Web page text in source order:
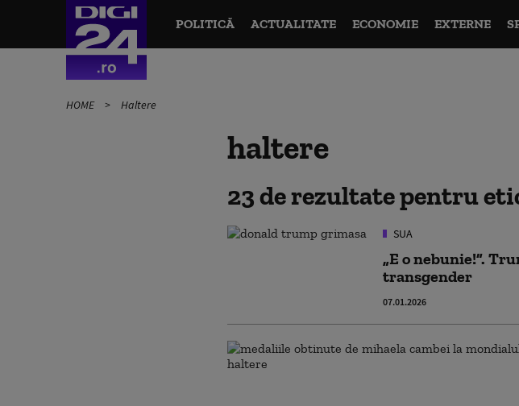
POLITICĂ ACTUALITATE ECONOMIE EXTERNE
HOME Haltere
haltere
23 de rezultate pentru
SUA
„E o nebunie!”.
transgender
07.01.2026